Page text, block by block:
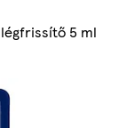
légfrissítő 5 ml